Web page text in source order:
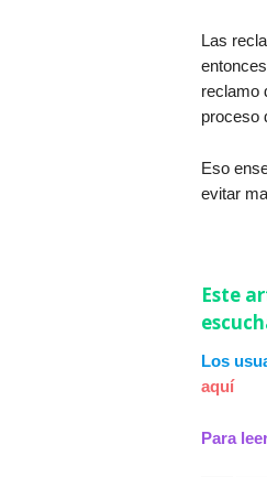
Las
reclamo
proceso
Eso
evitar
Este
Los
aquí
Para